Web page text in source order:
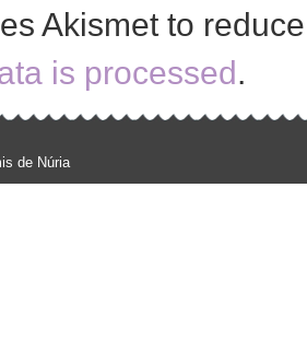
Akismet to
is processed.
de Núria